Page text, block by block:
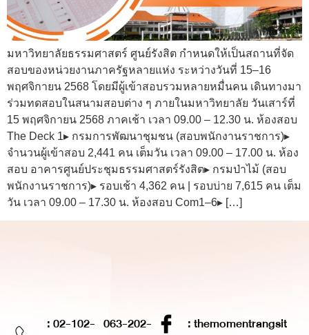
มหาวิทยาลัยธรรมศาสตร์ ศูนย์รังสิต กำหนดให้เป็นสถานที่จัด
สอบของหน่วยงานภาครัฐหลายแห่ง ระหว่างวันที่ 15–16
พฤศจิกายน 2568 โดยมีผู้เข้าสอบรวมหลายหมื่นคน เดินทางมา
ร่วมทดสอบในสนามสอบต่าง ๆ ภายในมหาวิทยาลัย วันเสาร์ที่
15 พฤศจิกายน 2568 ภาคเช้า เวลา 09.00 – 12.30 น. ห้องสอบ
The Deck 1▸ กรมการพัฒนาชุมชน (สอบพนักงานราชการ)▸
จำนวนผู้เข้าสอบ 2,441 คน เต็มวัน เวลา 09.00 – 17.00 น. ห้อง
สอบ อาคารศูนย์ประชุมธรรมศาสตร์รังสิต▸ กรมป่าไม้ (สอบ
พนักงานราชการ)▸ รอบเช้า 4,362 คน | รอบบ่าย 7,615 คน เต็ม
วัน เวลา 09.00 – 17.30 น. ห้องสอบ Com1–6▸ […]
: 02-102- 063-202-
: themomentrangsit